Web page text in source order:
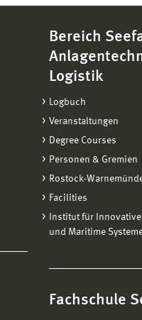
Bereich
Logistik
Logbuch
Veranstaltungen
Degree Courses
Personen & Gremien
Rostock-
Facilities
Institut für
und Maritime
Fachschule